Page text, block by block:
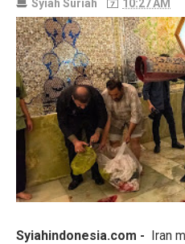
Syiah Suriah 10:27 AM
Syiahindonesia.com - Iran